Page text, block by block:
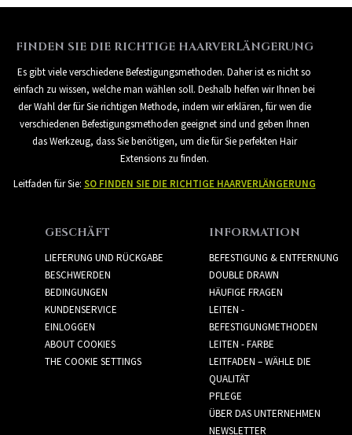
FINDEN SIE DIE RICHTIGE HAARVERLÄNGERUNG
Es gibt viele verschiedene Befestigungsmethoden. Daher ist es nicht so
einfach zu wissen, welche man wählen soll. Deshalb helfen wir Ihnen bei
der Wahl der für Sie richtigen Methode, indem wir erklären, für wen die
verschiedenen Befestigungsmethoden geeignet sind und geben Ihnen
das Werkzeug, dass Sie benötigen, um die für Sie perfekten Hair
Extensions zu finden.
Leitfaden für Sie: SO FINDEN SIE DIE RICHTIGE HAARVERLÄNGERUNG
GESCHÄFT
LIEFERUNG UND RÜCKGABE
BESCHWERDEN
BEDINGUNGEN
KUNDENSERVICE
EINLOGGEN
ABOUT COOKIES
THE COOKIE SETTINGS
INFORMATION
BEFESTIGUNG & ENTFERNUNG
DOUBLE DRAWN
HÄUFIGE FRAGEN
LEITEN -
BEFESTIGUNGMETHODEN
LEITEN - FARBE
LEITFADEN – WÄHLE DIE
QUALITÄT
PFLEGE
ÜBER DAS UNTERNEHMEN
NEWSLETTER